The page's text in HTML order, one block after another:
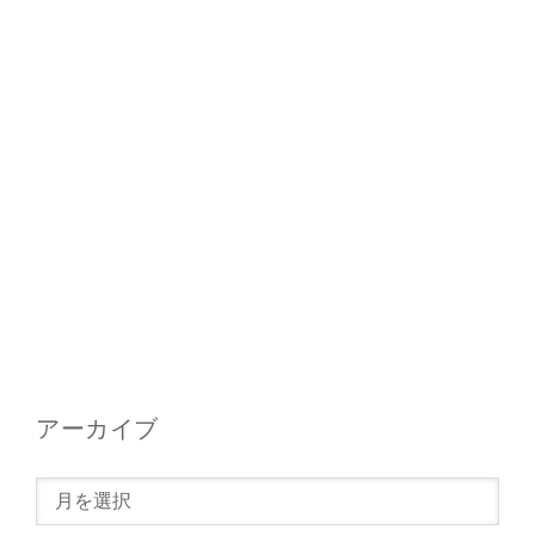
アーカイブ
ー